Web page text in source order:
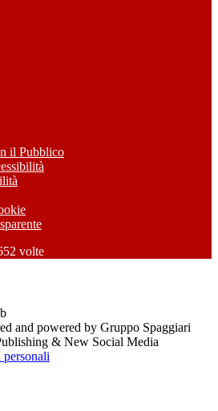
il Pubblico
volte
and powered by Gruppo Spaggiari
& New Social Media
personali